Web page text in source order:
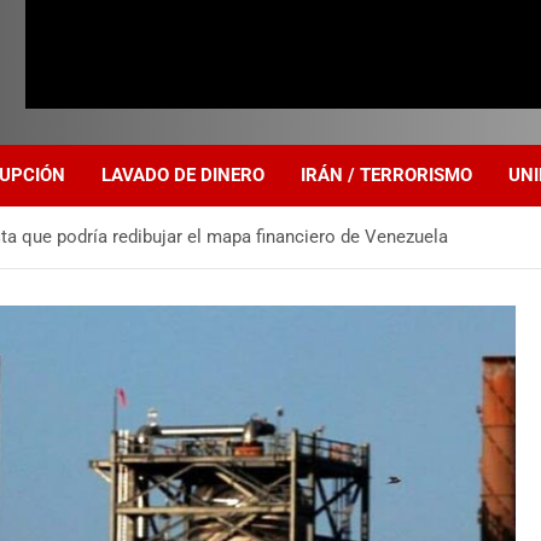
LAVADO DE DINERO IRÁN / TERRORISMO
que podría redibujar el mapa financiero de Venezuela